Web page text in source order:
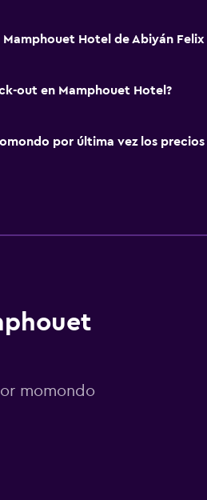
Hotel de Abiyán Felix
out en Mamphouet Hotel?
por última vez los precios
momondo